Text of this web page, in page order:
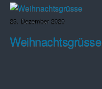
23. Dezember 2020
Weihnachtsgrüsse